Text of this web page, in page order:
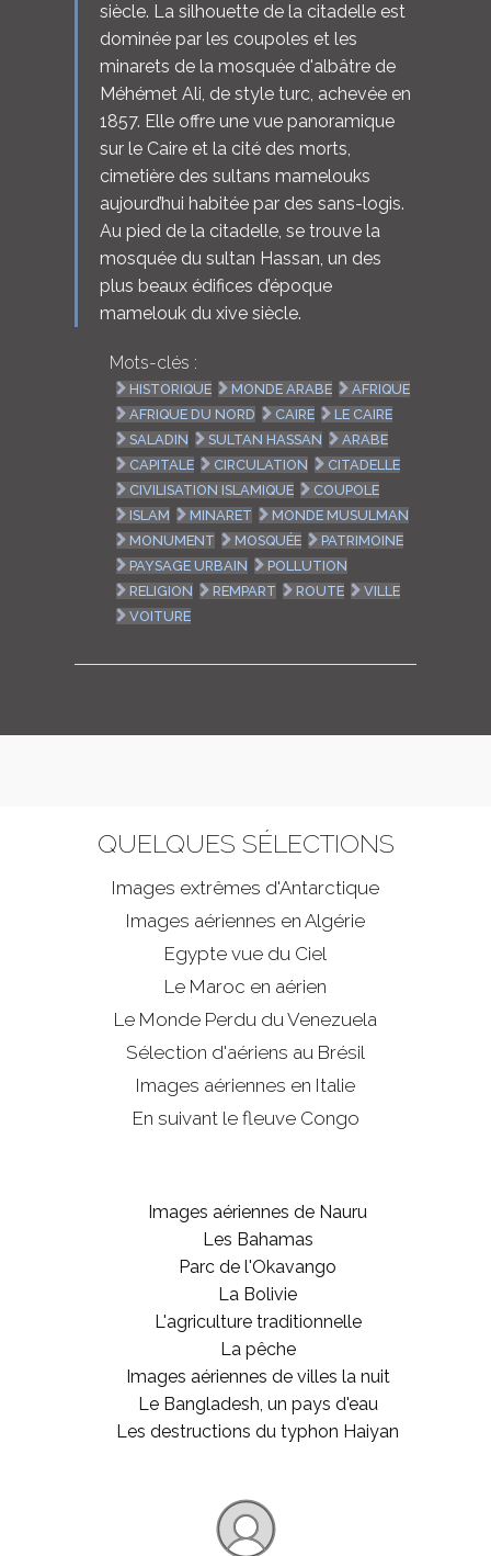
siècle. La silhouette de la citadelle est
dominée par les coupoles et les
minarets de la mosquée d'albâtre de
Méhémet Ali, de style turc, achevée en
1857. Elle offre une vue panoramique
sur le Caire et la cité des morts,
cimetière des sultans mamelouks
aujourd’hui habitée par des sans-logis.
Au pied de la citadelle, se trouve la
mosquée du sultan Hassan, un des
plus beaux édifices d’époque
mamelouk du xive siècle.
Mots-clés :
HISTORIQUE MONDE ARABE
AFRIQUE
AFRIQUE DU NORD
CAIRE
LE CAIRE
SALADIN
SULTAN HASSAN
ARABE
CAPITALE
CIRCULATION
CITADELLE
CIVILISATION ISLAMIQUE
COUPOLE
ISLAM
MINARET
MONDE MUSULMAN
MONUMENT
MOSQUÉE
PATRIMOINE
PAYSAGE URBAIN
POLLUTION
RELIGION
REMPART ROUTE
VILLE
VOITURE
QUELQUES SÉLECTIONS
Images extrêmes d'Antarctique
Images aériennes en Algérie
Egypte vue du Ciel
Le Maroc en aérien
Le Monde Perdu du Venezuela
Sélection d'aériens au Brésil
Images aériennes en Italie
En suivant le fleuve Congo
Images aériennes de Nauru
Les Bahamas
Parc de l'Okavango
La Bolivie
L'agriculture traditionnelle
La pêche
Images aériennes de villes la nuit
Le Bangladesh, un pays d'eau
Les destructions du typhon Haiyan